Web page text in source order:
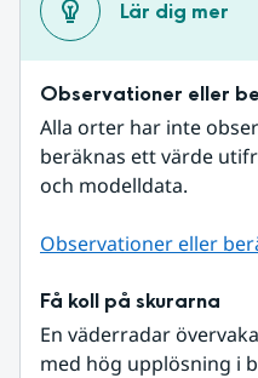
Lär dig mer
Observationer eller
Alla orter har inte
beräknas ett värde
och modelldata.
Observationer eller
Få koll på skurarna
En väderradar
med hög upplösning i